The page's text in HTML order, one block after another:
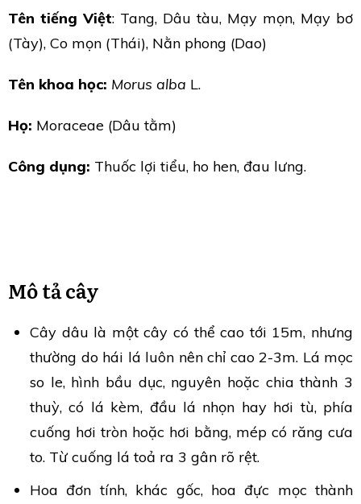
Tên tiếng Việt: Tang, Dâu tàu, Mạy mọn, Mạy bơ
(Tày), Co mọn (Thái), Nằn phong (Dao)
Tên khoa học: Morus alba L.
Họ: Moraceae (Dâu tằm)
Công dụng: Thuốc lợi tiểu, ho hen, đau lưng.
Mô tả cây
Cây dâu là một cây có thể cao tới 15m, nhưng
thường do hái lá luôn nên chỉ cao 2-3m. Lá mọc
so le, hình bầu dục, nguyên hoặc chia thành 3
thuỳ, có lá kèm, đầu lá nhọn hay hơi tù, phía
cuống hơi tròn hoặc hơi bằng, mép có răng cưa
to. Từ cuống lá toả ra 3 gân rõ rệt.
Hoa đơn tính, khác gốc, hoa đực mọc thành